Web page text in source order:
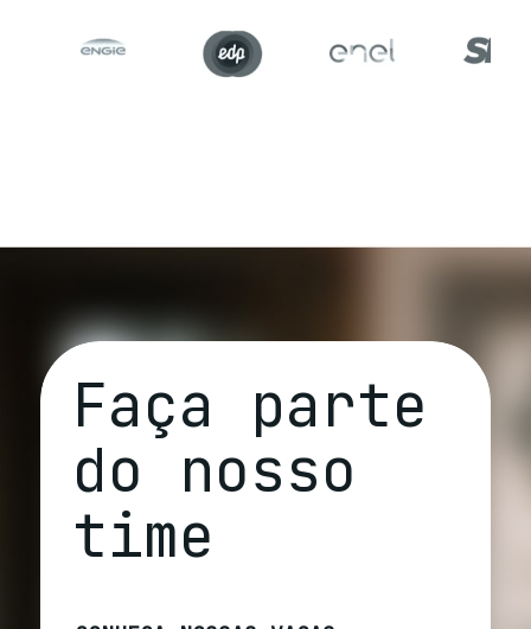
Faça parte
do nosso
time